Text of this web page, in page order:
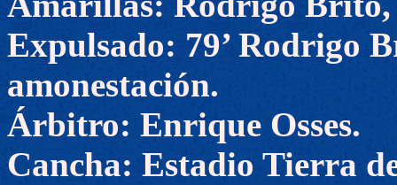
Expulsado: 79’ Rodrigo
amonestación.
Árbitro: Enrique Osses.
Cancha: Estadio Tierra